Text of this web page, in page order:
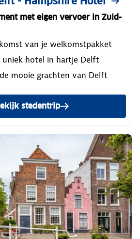
met eigen vervoer in Zuid-
van je welkomstpakket
hotel in hartje Delft
mooie grachten van Delft
stedentrip